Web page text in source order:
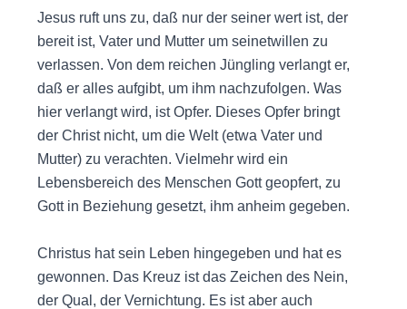
Jesus ruft uns zu, daß nur der seiner wert ist, der
bereit ist, Vater und Mutter um seinetwillen zu
verlassen. Von dem reichen Jüngling verlangt er,
daß er alles aufgibt, um ihm nachzufolgen. Was
hier verlangt wird, ist Opfer. Dieses Opfer bringt
der Christ nicht, um die Welt (etwa Vater und
Mutter) zu verachten. Vielmehr wird ein
Lebensbereich des Menschen Gott geopfert, zu
Gott in Beziehung gesetzt, ihm anheim gegeben.
Christus hat sein Leben hingegeben und hat es
gewonnen. Das Kreuz ist das Zeichen des Nein,
der Qual, der Vernichtung. Es ist aber auch